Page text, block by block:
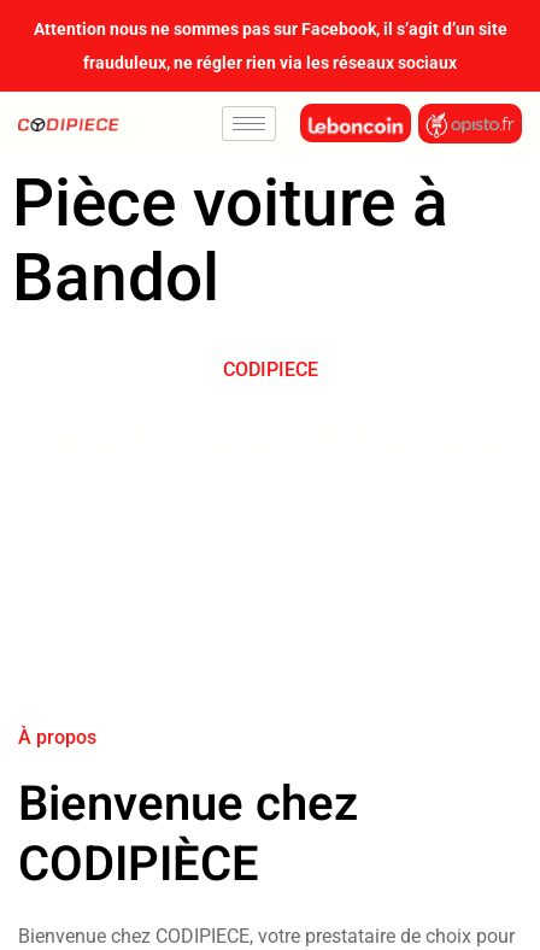
principal
Attention nous ne sommes pas sur Facebook, il s’agit d’un site
frauduleux, ne régler rien via les réseaux sociaux
Pièce voiture à
Bandol
CODIPIECE
À propos
Bienvenue chez
CODIPIÈCE
Bienvenue chez CODIPIECE, votre prestataire de choix pour